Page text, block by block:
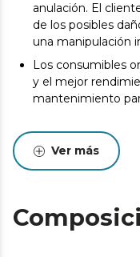
anulación. El
de los posibles
una manipulación
Los consumibles
y el mejor
mantenimiento
Ver más